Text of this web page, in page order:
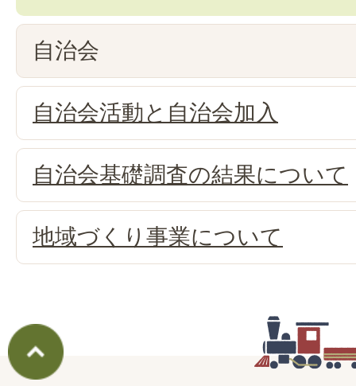
自治会
自治会活動と自治会加入
自治会基礎調査の結果について
地域づくり事業について